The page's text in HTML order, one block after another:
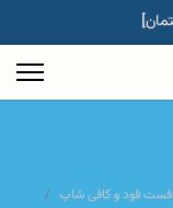
]
فست فود و کافی شاپ